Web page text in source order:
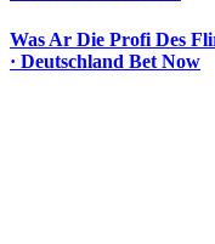
Was Ar Die Profi Des
· Deutschland Bet Now